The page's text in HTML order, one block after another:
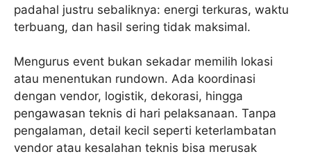
padahal justru sebaliknya: energi terkuras, waktu
terbuang, dan hasil sering tidak maksimal.
Mengurus event bukan sekadar memilih lokasi
atau menentukan rundown. Ada koordinasi
dengan vendor, logistik, dekorasi, hingga
pengawasan teknis di hari pelaksanaan. Tanpa
pengalaman, detail kecil seperti keterlambatan
vendor atau kesalahan teknis bisa merusak